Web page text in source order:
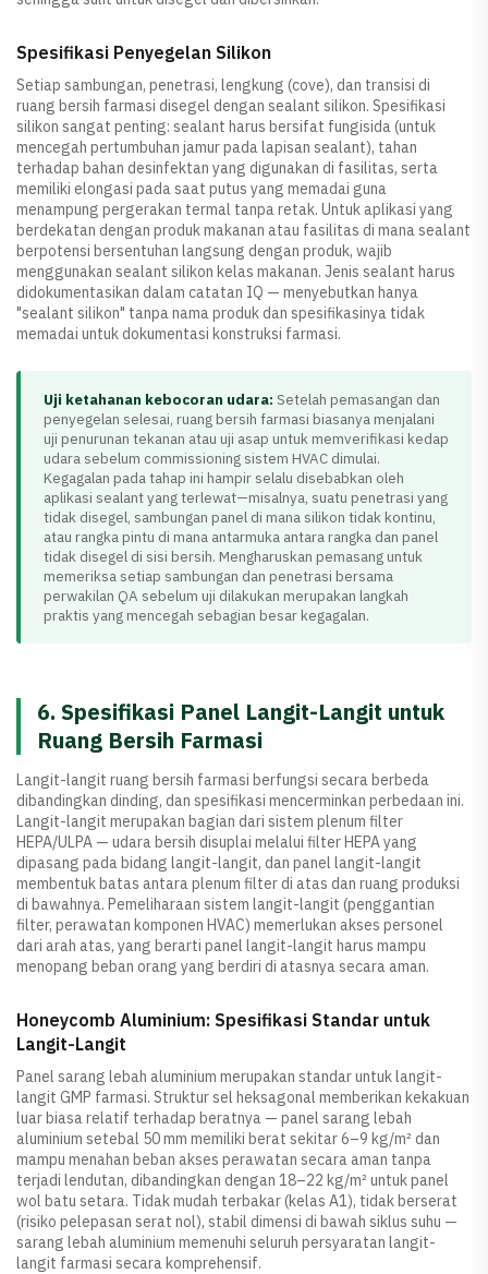
Spesifikasi Penyegelan Silikon
Setiap sambungan, penetrasi, lengkung (cove), dan transisi di
ruang bersih farmasi disegel dengan sealant silikon. Spesifikasi
silikon sangat penting: sealant harus bersifat fungisida (untuk
mencegah pertumbuhan jamur pada lapisan sealant), tahan
terhadap bahan desinfektan yang digunakan di fasilitas, serta
memiliki elongasi pada saat putus yang memadai guna
menampung pergerakan termal tanpa retak. Untuk aplikasi yang
berdekatan dengan produk makanan atau fasilitas di mana sealant
berpotensi bersentuhan langsung dengan produk, wajib
menggunakan sealant silikon kelas makanan. Jenis sealant harus
didokumentasikan dalam catatan IQ — menyebutkan hanya
"sealant silikon" tanpa nama produk dan spesifikasinya tidak
memadai untuk dokumentasi konstruksi farmasi.
Uji ketahanan kebocoran udara: Setelah pemasangan dan
penyegelan selesai, ruang bersih farmasi biasanya menjalani
uji penurunan tekanan atau uji asap untuk memverifikasi kedap
udara sebelum commissioning sistem HVAC dimulai.
Kegagalan pada tahap ini hampir selalu disebabkan oleh
aplikasi sealant yang terlewat—misalnya, suatu penetrasi yang
tidak disegel, sambungan panel di mana silikon tidak kontinu,
atau rangka pintu di mana antarmuka antara rangka dan panel
tidak disegel di sisi bersih. Mengharuskan pemasang untuk
memeriksa setiap sambungan dan penetrasi bersama
perwakilan QA sebelum uji dilakukan merupakan langkah
praktis yang mencegah sebagian besar kegagalan.
6. Spesifikasi Panel Langit-Langit untuk
Ruang Bersih Farmasi
Langit-langit ruang bersih farmasi berfungsi secara berbeda
dibandingkan dinding, dan spesifikasi mencerminkan perbedaan ini.
Langit-langit merupakan bagian dari sistem plenum filter
HEPA/ULPA — udara bersih disuplai melalui filter HEPA yang
dipasang pada bidang langit-langit, dan panel langit-langit
membentuk batas antara plenum filter di atas dan ruang produksi
di bawahnya. Pemeliharaan sistem langit-langit (penggantian
filter, perawatan komponen HVAC) memerlukan akses personel
dari arah atas, yang berarti panel langit-langit harus mampu
menopang beban orang yang berdiri di atasnya secara aman.
Honeycomb Aluminium: Spesifikasi Standar untuk
Langit-Langit
Panel sarang lebah aluminium merupakan standar untuk langit-
langit GMP farmasi. Struktur sel heksagonal memberikan kekakuan
luar biasa relatif terhadap beratnya — panel sarang lebah
aluminium setebal 50 mm memiliki berat sekitar 6–9 kg/m² dan
mampu menahan beban akses perawatan secara aman tanpa
terjadi lendutan, dibandingkan dengan 18–22 kg/m² untuk panel
wol batu setara. Tidak mudah terbakar (kelas A1), tidak berserat
(risiko pelepasan serat nol), stabil dimensi di bawah siklus suhu —
sarang lebah aluminium memenuhi seluruh persyaratan langit-
langit farmasi secara komprehensif.